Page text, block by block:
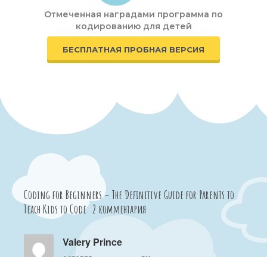
Отмеченная наградами программа по
кодированию для детей
БЕСПЛАТНАЯ ПРОБНАЯ ВЕРСИЯ
Coding for Beginners – The Definitive Guide for Parents to
Teach Kids to Code: 2 комментария
Valery Prince